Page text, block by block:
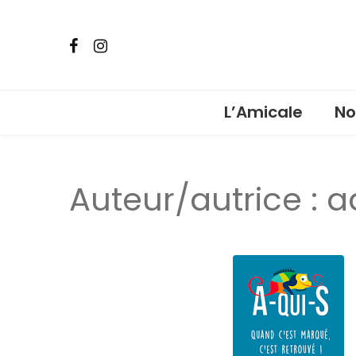
L’Amicale
Auteur/autrice :